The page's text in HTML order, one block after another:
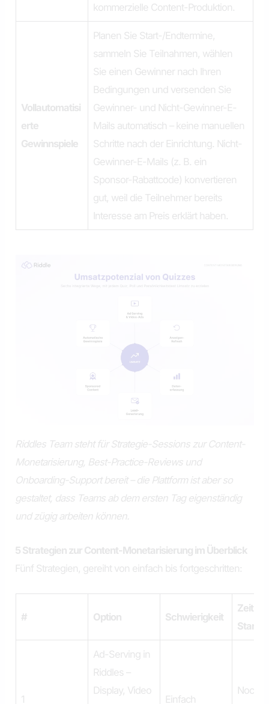
kommerzielle Content-Produktion.
Vollautomatisi
erte
Gewinnspiele
Planen Sie Start-/Endtermine,
sammeln Sie Teilnahmen, wählen
Sie einen Gewinner nach Ihren
Bedingungen und versenden Sie
Gewinner- und Nicht-Gewinner-E-
Mails automatisch – keine manuellen
Schritte nach der Einrichtung. Nicht-
Gewinner-E-Mails (z. B. ein
Sponsor-Rabattcode) konvertieren
gut, weil die Teilnehmer bereits
Interesse am Preis erklärt haben.
Riddles Team steht für Strategie-Sessions zur Content-
Monetarisierung, Best-Practice-Reviews und
Onboarding-Support bereit – die Plattform ist aber so
gestaltet, dass Teams ab dem ersten Tag eigenständig
und zügig arbeiten können.
5 Strategien zur Content-Monetarisierung im Überblick
Fünf Strategien, gereiht von einfach bis fortgeschritten:
# Option Schwierigkeit
Zeit
Start
1
Ad-Serving in
Riddles –
Display, Video
Einfach
Noch